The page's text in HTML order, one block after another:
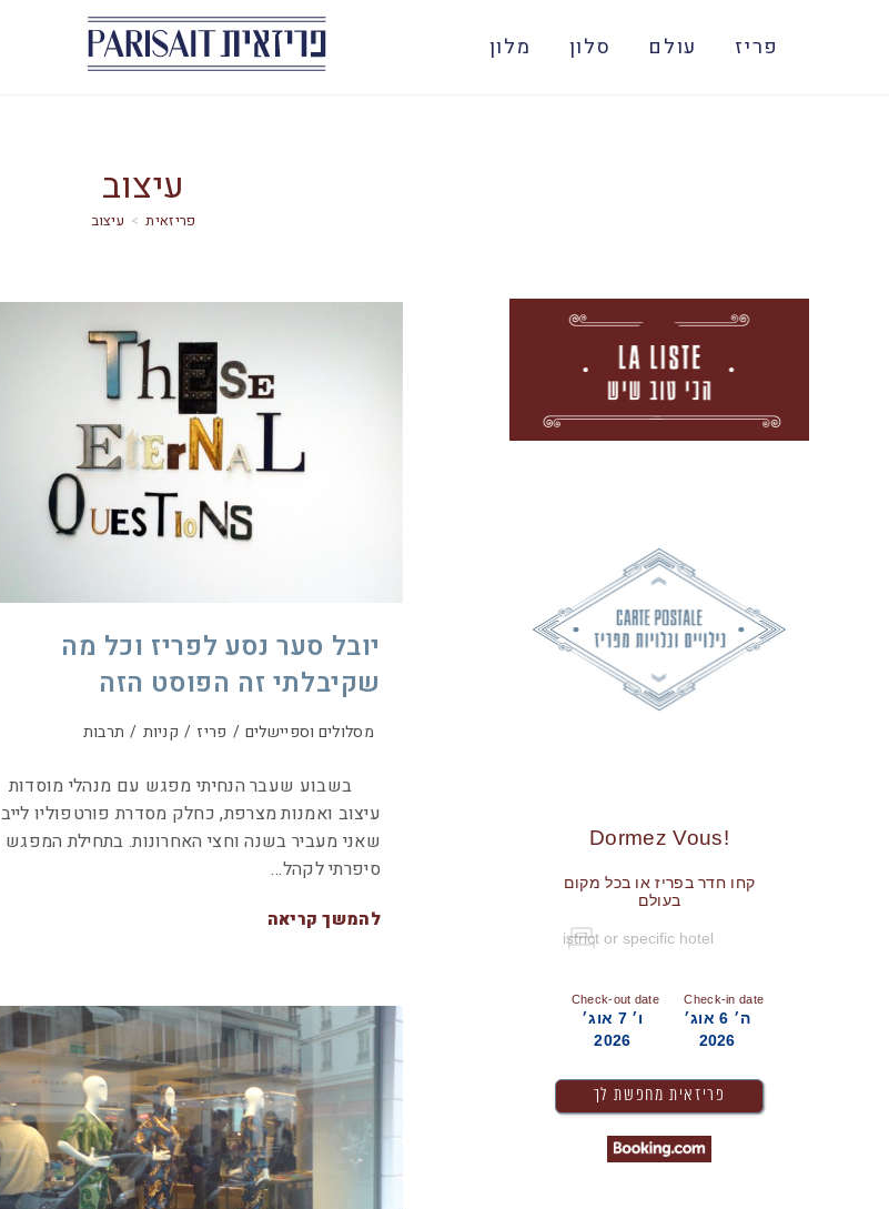
פריז עולם סלון מלון
עיצוב
> עיצוב
יובל סער נסע לפריז וכל מה
שקיבלתי זה הפוסט הזה
מסלולים וספיישלים / פריז / קניות / תרבות
בשבוע שעבר הנחיתי מפגש עם מנהלי מוסדות
עיצוב ואמנות מצרפת, כחלק מסדרת פורטפוליו לייב
שאני מעביר בשנה וחצי האחרונות. בתחילת המפגש
סיפרתי לקהל…
להמשך קריאה
!Dormez Vous
קחו חדר בפריז או בכל מקום
בעולם
Check-in date
ה׳ 6 אוג׳
2026
Check-out date
ו׳ 7 אוג׳
2026